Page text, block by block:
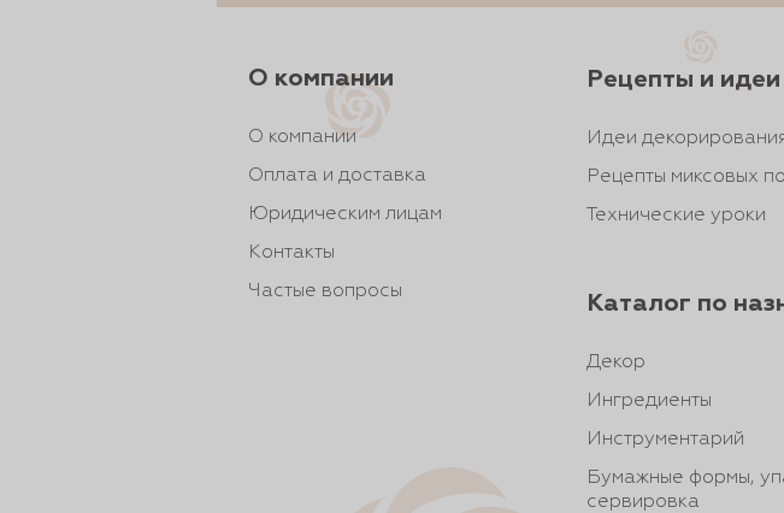
О компании
О компании
Оплата и доставка
Юридическим лицам
Контакты
Частые вопросы
Рецепты и идеи
Идеи
Рецепты миксовых
Технические уроки
Каталог по
Декор
Ингредиенты
Инструментарий
Бумажные формы,
сервировка